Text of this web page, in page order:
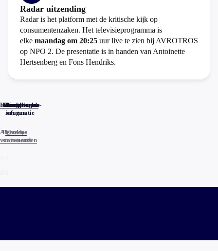
Radar uitzending
Radar is het platform met de kritische kijk op
consumentenzaken. Het televisieprogramma is
elke maandag om 20:25 uur live te zien bij AVROTROS
op NPO 2. De presentatie is in handen van Antoinette
Hertsenberg en Fons Hendriks.
Home
Actueel
Uitzendingen
Reacties
Programma-
informatie
Veelgestelde
vragen
Algemene
voorwaarden
Privacy
statements
Cookies